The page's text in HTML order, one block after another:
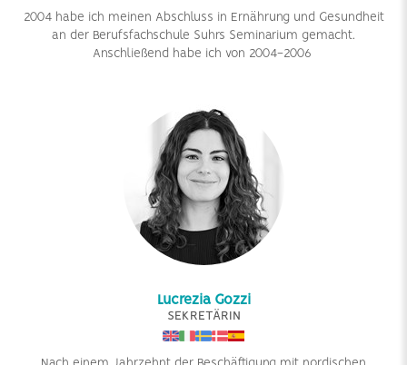
2004 habe ich meinen Abschluss in Ernährung und Gesundheit
an der Berufsfachschule Suhrs Seminarium gemacht.
Anschließend habe ich von 2004-2006
Lucrezia Gozzi
SEKRETÄRIN